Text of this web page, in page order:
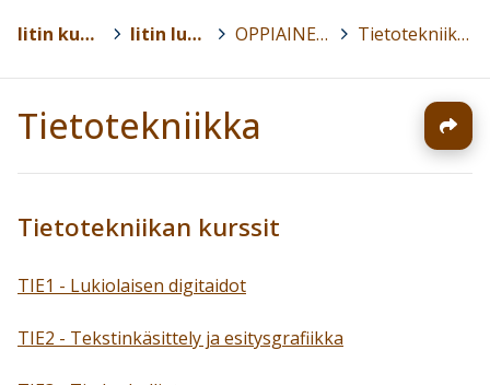
Iitin kunta > Iitin lukio > OPPIAINEET > Tietotekniikka
Tietotekniikka
Tietotekniikan kurssit
TIE1 - Lukiolaisen digitaidot
TIE2 - Tekstinkäsittely ja esitysgrafiikka